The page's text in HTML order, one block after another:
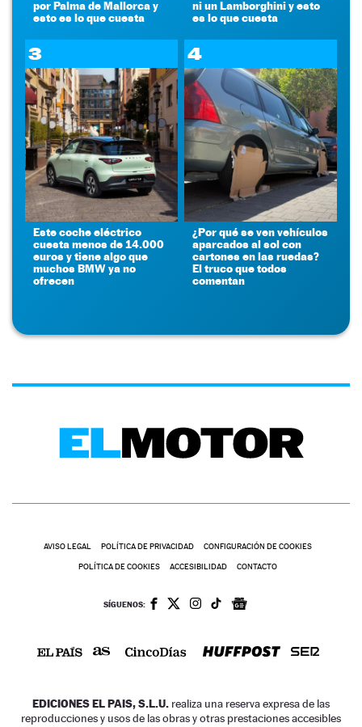
por Palma de Mallorca y
esto es lo que cuesta
ni un Lamborghini y esto
es lo que cuesta
3
Este coche eléctrico
cuesta menos de 14.000
euros y tiene algo que
muchos BMW ya no
ofrecen
4
¿Por qué se ven vehículos
aparcados al sol con
cartones en las ruedas?
El truco que todos
comentan
AVISO LEGAL POLÍTICA DE PRIVACIDAD CONFIGURACIÓN DE COOKIES
POLÍTICA DE COOKIES ACCESIBILIDAD CONTACTO
SÍGUENOS:
EDICIONES EL PAIS, S.L.U. realiza una reserva expresa de las
reproducciones y usos de las obras y otras prestaciones accesibles